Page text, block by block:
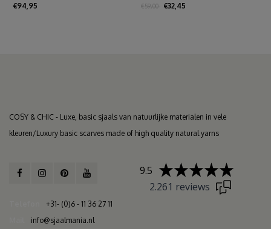
€94,95
€59,00 €32,45
COSY & CHIC - Luxe, basic sjaals van natuurlijke materialen in vele
kleuren/Luxury basic scarves made of high quality natural yarns
+31- (0)6 - 11 36 27 11
info@sjaalmania.nl
9.5
2.261 reviews